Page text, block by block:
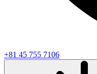
+81 45 755 7106